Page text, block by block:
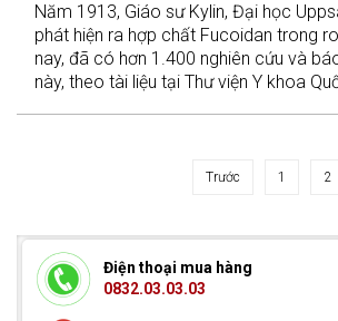
Năm 1913, Giáo sư Kylin, Đại học
phát hiện ra hợp chất Fucoidan trong
nay, đã có hơn 1.400 nghiên cứu và
này, theo tài liệu tại Thư viện Y khoa
Trước 1 2
Điện thoại mua hàng
0832.03.03.03